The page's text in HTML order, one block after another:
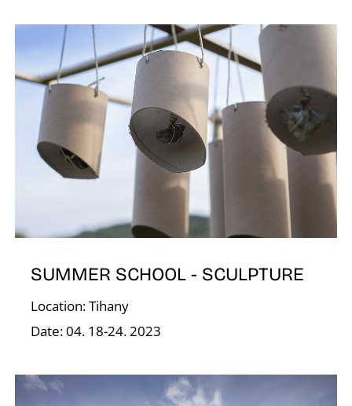
SUMMER SCHOOL - SCULPTURE
Location: Tihany
Date: 04. 18-24. 2023